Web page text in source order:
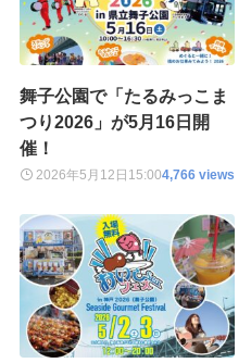
舞子公園で「たるみっこま
つり2026」が5月16日開
催！
2026年5月12日 15:004,766 views